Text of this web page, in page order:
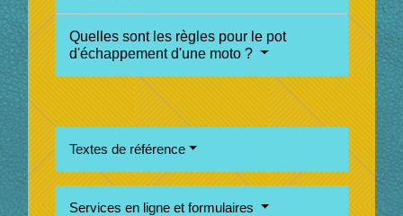
Quelles sont les règles pour le pot
d'échappement d'une moto ?
Textes de référence
Services en ligne et formulaires